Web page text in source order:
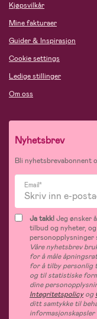
Kjøpsvilkår
Mine fakturaer
Guider & Inspirasjon
Cookie settings
Ledige stillinger
Om oss
Nyhetsbrev
Bli nyhetsbrevabonnent
Email*
Ja takk!Jeg ønsker
tilbud og nyheter,
personopplysninger
Våre nyhetsbrev
for å måle
for å tilby personlig
og til statistiske
dine
Integritetspolicyog
ditt samtykke til
informasjonskapsler